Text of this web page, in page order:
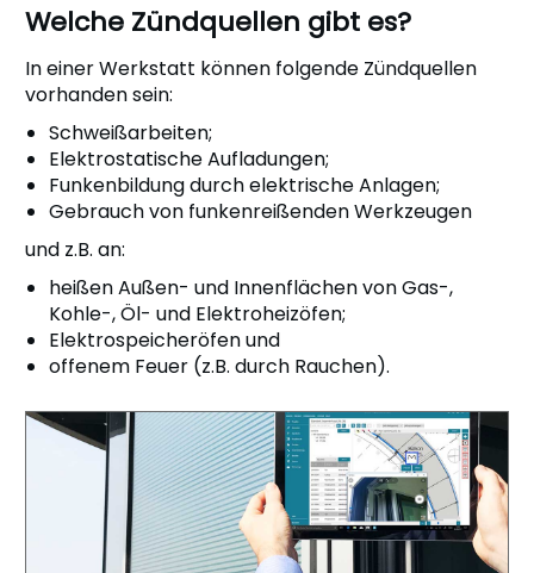
Welche Zündquellen gibt es?
In einer Werkstatt können folgende Zündquellen
vorhanden sein:
Schweißarbeiten;
Elektrostatische Aufladungen;
Funkenbildung durch elektrische Anlagen;
Gebrauch von funkenreißenden Werkzeugen
und z.B. an:
heißen Außen- und Innenflächen von Gas-,
Kohle-, Öl- und Elektroheizöfen;
Elektrospeicheröfen und
offenem Feuer (z.B. durch Rauchen).